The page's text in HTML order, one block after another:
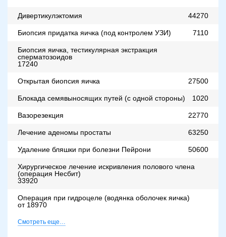
Дивертикулэктомия 44270
Биопсия придатка яичка (под контролем УЗИ) 7110
Биопсия яичка, тестикулярная экстракция
сперматозоидов
17240
Открытая биопсия яичка 27500
Блокада семявыносящих путей (с одной стороны) 1020
Вазорезекция 22770
Лечение аденомы простаты 63250
Удаление бляшки при болезни Пейрони 50600
Хирургическое лечение искривления полового члена
(операция Несбит)
33920
Операция при гидроцеле (водянка оболочек яичка)
от 18970
Смотреть еще…